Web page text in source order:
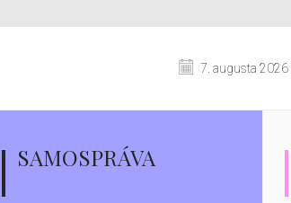
7. augusta 2026
SAMOSPRÁVA